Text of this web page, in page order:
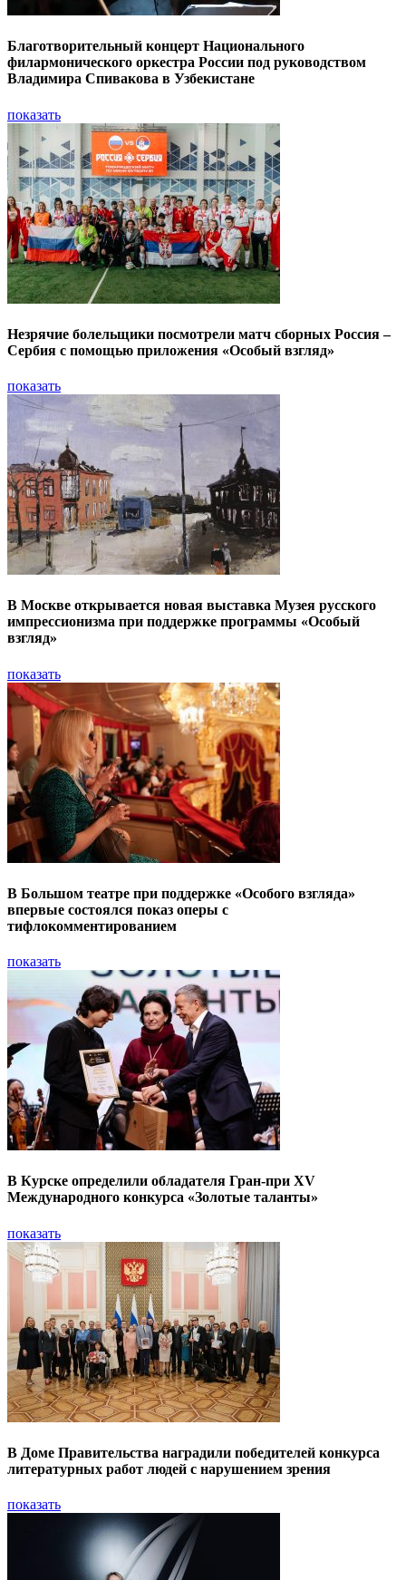
Благотворительный концерт Национального
филармонического оркестра России под руководством
Владимира Спивакова в Узбекистане
показать
Незрячие болельщики посмотрели матч сборных Россия –
Сербия с помощью приложения «Особый взгляд»
показать
В Москве открывается новая выставка Музея русского
импрессионизма при поддержке программы «Особый
взгляд»
показать
В Большом театре при поддержке «Особого взгляда»
впервые состоялся показ оперы с
тифлокомментированием
показать
В Курске определили обладателя Гран-при XV
Международного конкурса «Золотые таланты»
показать
В Доме Правительства наградили победителей конкурса
литературных работ людей с нарушением зрения
показать